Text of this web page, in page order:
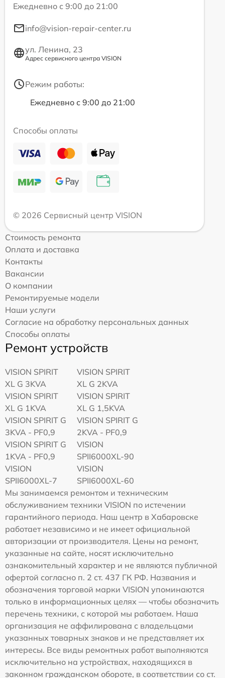
Ежедневно с 9:00 до 21:00
info@vision-repair-center.ru
ул. Ленина, 23
Адрес сервисного центра VISION
Режим работы:
Ежедневно с 9:00 до 21:00
Способы оплаты
© 2026 Сервисный центр VISION
Стоимость ремонта
Оплата и доставка
Контакты
Вакансии
О компании
Ремонтируемые модели
Наши услуги
Согласие на обработку персональных данных
Способы оплаты
Ремонт устройств
VISION SPIRIT
XL G 3KVA
VISION SPIRIT
XL G 2KVA
VISION SPIRIT
XL G 1KVA
VISION SPIRIT
XL G 1,5KVA
VISION SPIRIT G
3KVA - PF0,9
VISION SPIRIT G
2KVA - PF0,9
VISION SPIRIT G
1KVA - PF0,9
VISION
SPII6000XL-90
VISION
SPII6000XL-7
VISION
SPII6000XL-60
Мы занимаемся ремонтом и техническим
обслуживанием техники VISION по истечении
гарантийного периода. Наш центр в Хабаровске
работает независимо и не имеет официальной
авторизации от производителя. Цены на ремонт,
указанные на сайте, носят исключительно
ознакомительный характер и не являются публичной
офертой согласно п. 2 ст. 437 ГК РФ. Названия и
обозначения торговой марки VISION упоминаются
только в информационных целях — чтобы обозначить
перечень техники, с которой мы работаем. Наша
организация не аффилирована с владельцами
указанных товарных знаков и не представляет их
интересы. Все виды ремонтных работ выполняются
исключительно на устройствах, находящихся в
законном гражданском обороте, в соответствии со ст.